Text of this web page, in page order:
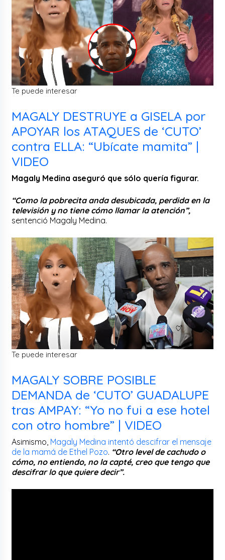
Te puede interesar
MAGALY DESTRUYE a GISELA por
APOYAR los ATAQUES de ‘CUTO’
contra ELLA: “Ubícate mamita” |
VIDEO
Magaly Medina aseguró que sólo quería figurar.
“Como la pobrecita anda desubicada, perdida en la
televisión y no tiene cómo llamar la atención”,
sentenció Magaly Medina.
Te puede interesar
MAGALY SOBRE POSIBLE
DEMANDA de ‘CUTO’ GUADALUPE
tras AMPAY: “Yo no fui a ese hotel
con otro hombre” | VIDEO
Asimismo, Magaly Medina intentó descifrar el mensaje
de la mamá de Ethel Pozo. “Otro level de cachudo o
cómo, no entiendo, no la capté, creo que tengo que
descifrar lo que quiere decir”.